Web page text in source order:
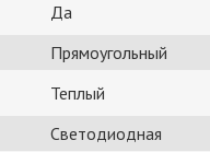
Да
Прямоугольный
Теплый
Светодиодная